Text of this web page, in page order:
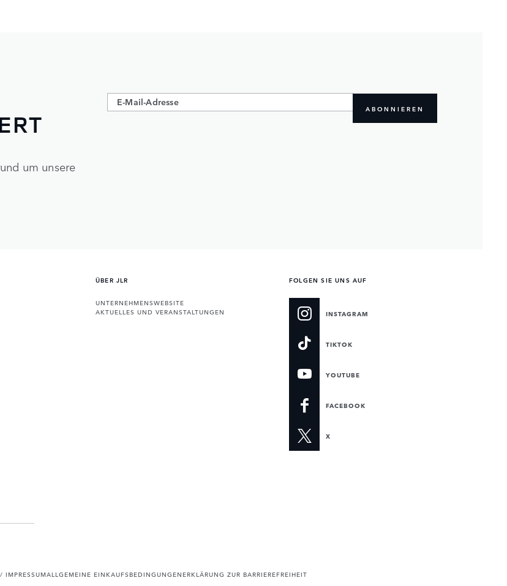
um unsere
ABONNIEREN
ÜBER JLR
UNTERNEHMENSWEBSITE
AKTUELLES UND VERANSTALTUNGEN
FOLGEN SIE UNS AUF
INSTAGRAM
TIKTOK
YOUTUBE
FACEBOOK
X
IMPRESSUMALLGEMEINE EINKAUFSBEDINGUNGENERKLÄRUNG ZUR BARRIEREFREIHEIT